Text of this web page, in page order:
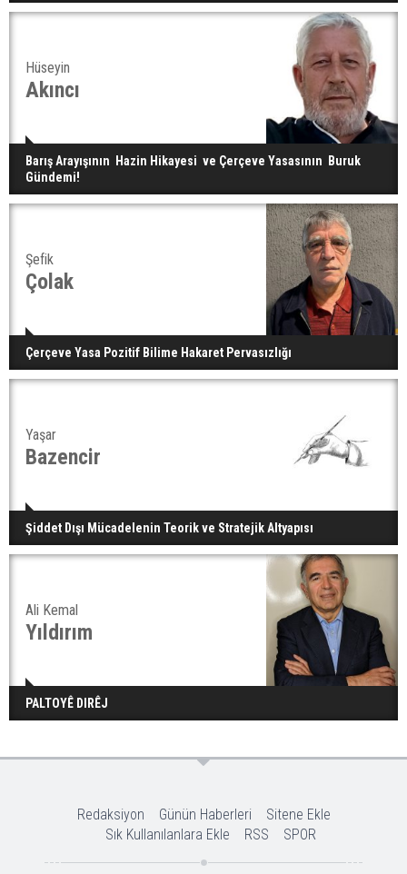
Hüseyin
Akıncı
Barış Arayışının Hazin Hikayesi ve Çerçeve Yasasının Buruk
Gündemi!
Şefik
Çolak
Çerçeve Yasa Pozitif Bilime Hakaret Pervasızlığı
Yaşar
Bazencir
Şiddet Dışı Mücadelenin Teorik ve Stratejik Altyapısı
Ali Kemal
Yıldırım
PALTOYÊ DIRÊJ
Redaksiyon Günün Haberleri
Sitene Ekle
Sık Kullanılanlara Ekle
RSS SPOR